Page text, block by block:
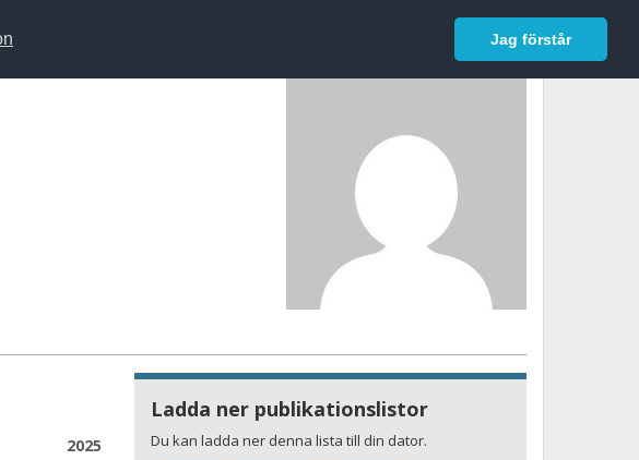
Jag förstår
Logga in
2025
Ladda ner publikationslistor
Du kan ladda ner denna lista till din dator.